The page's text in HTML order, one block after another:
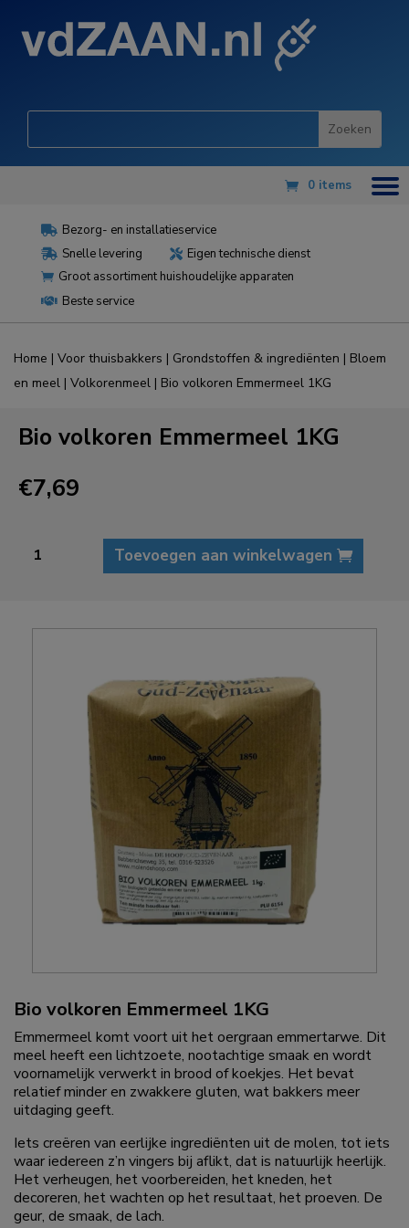
0 items
 Bezorg- en installatieservice
 Snelle levering  Eigen technische dienst
 Groot assortiment huishoudelijke apparaten
 Beste service
Home | Voor thuisbakkers | Grondstoffen & ingrediënten | Bloem
en meel | Volkorenmeel | Bio volkoren Emmermeel 1KG
Bio volkoren Emmermeel 1KG
Emmermeel komt voort uit het oergraan emmertarwe. Dit
meel heeft een lichtzoete, nootachtige smaak en wordt
voornamelijk verwerkt in brood of koekjes. Het bevat
relatief minder en zwakkere gluten, wat bakkers meer
uitdaging geeft.
Iets creëren van eerlijke ingrediënten uit de molen, tot iets
waar iedereen z’n vingers bij aflikt, dat is natuurlijk heerlijk.
Het verheugen, het voorbereiden, het kneden, het
decoreren, het wachten op het resultaat, het proeven. De
geur, de smaak, de lach.
Bio volkoren Emmermeel 1KG
€7,69
volkoren
Toevoegen aan winkelwagen